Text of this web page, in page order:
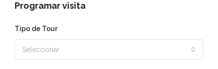
Programar visita
Tipo de Tour
Seleccionar